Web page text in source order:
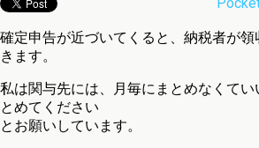
確定申告が近づいてくると、納税者が
きます。
私は関与先には、月毎にまとめなくてい
とめてください
とお願いしています。